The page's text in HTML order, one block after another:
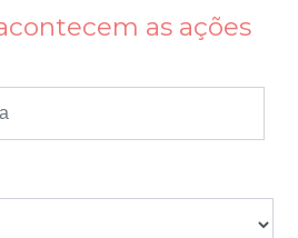
as ações